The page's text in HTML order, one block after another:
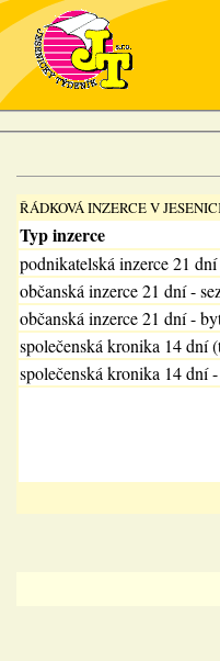
ŘÁDKOVÁ INZERCE V
Typ inzerce
podnikatelská inzerce 21
občanská inzerce 21 dní -
občanská inzerce 21 dní -
společenská kronika 14 dní
společenská kronika 14 dní